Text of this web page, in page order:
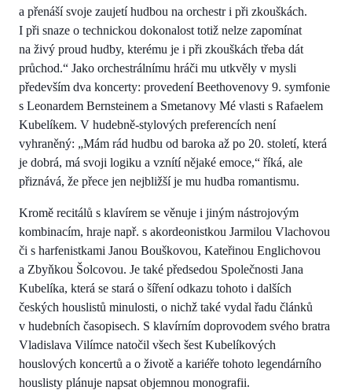
a přenáší svoje zaujetí hudbou na orchestr i při zkouškách.
I při snaze o technickou dokonalost totiž nelze zapomínat
na živý proud hudby, kterému je i při zkouškách třeba dát
průchod.“ Jako orchestrálnímu hráči mu utkvěly v mysli
především dva koncerty: provedení Beethovenovy 9. symfonie
s Leonardem Bernsteinem a Smetanovy Mé vlasti s Rafaelem
Kubelíkem. V hudebně-stylových preferencích není
vyhraněný: „Mám rád hudbu od baroka až po 20. století, která
je dobrá, má svoji logiku a vznítí nějaké emoce,“ říká, ale
přiznává, že přece jen nejbližší je mu hudba romantismu.
Kromě recitálů s klavírem se věnuje i jiným nástrojovým
kombinacím, hraje např. s akordeonistkou Jarmilou Vlachovou
či s harfenistkami Janou Bouškovou, Kateřinou Englichovou
a Zbyňkou Šolcovou. Je také předsedou Společnosti Jana
Kubelíka, která se stará o šíření odkazu tohoto i dalších
českých houslistů minulosti, o nichž také vydal řadu článků
v hudebních časopisech. S klavírním doprovodem svého bratra
Vladislava Vilímce natočil všech šest Kubelíkových
houslových koncertů a o životě a kariéře tohoto legendárního
houslisty plánuje napsat objemnou monografii.